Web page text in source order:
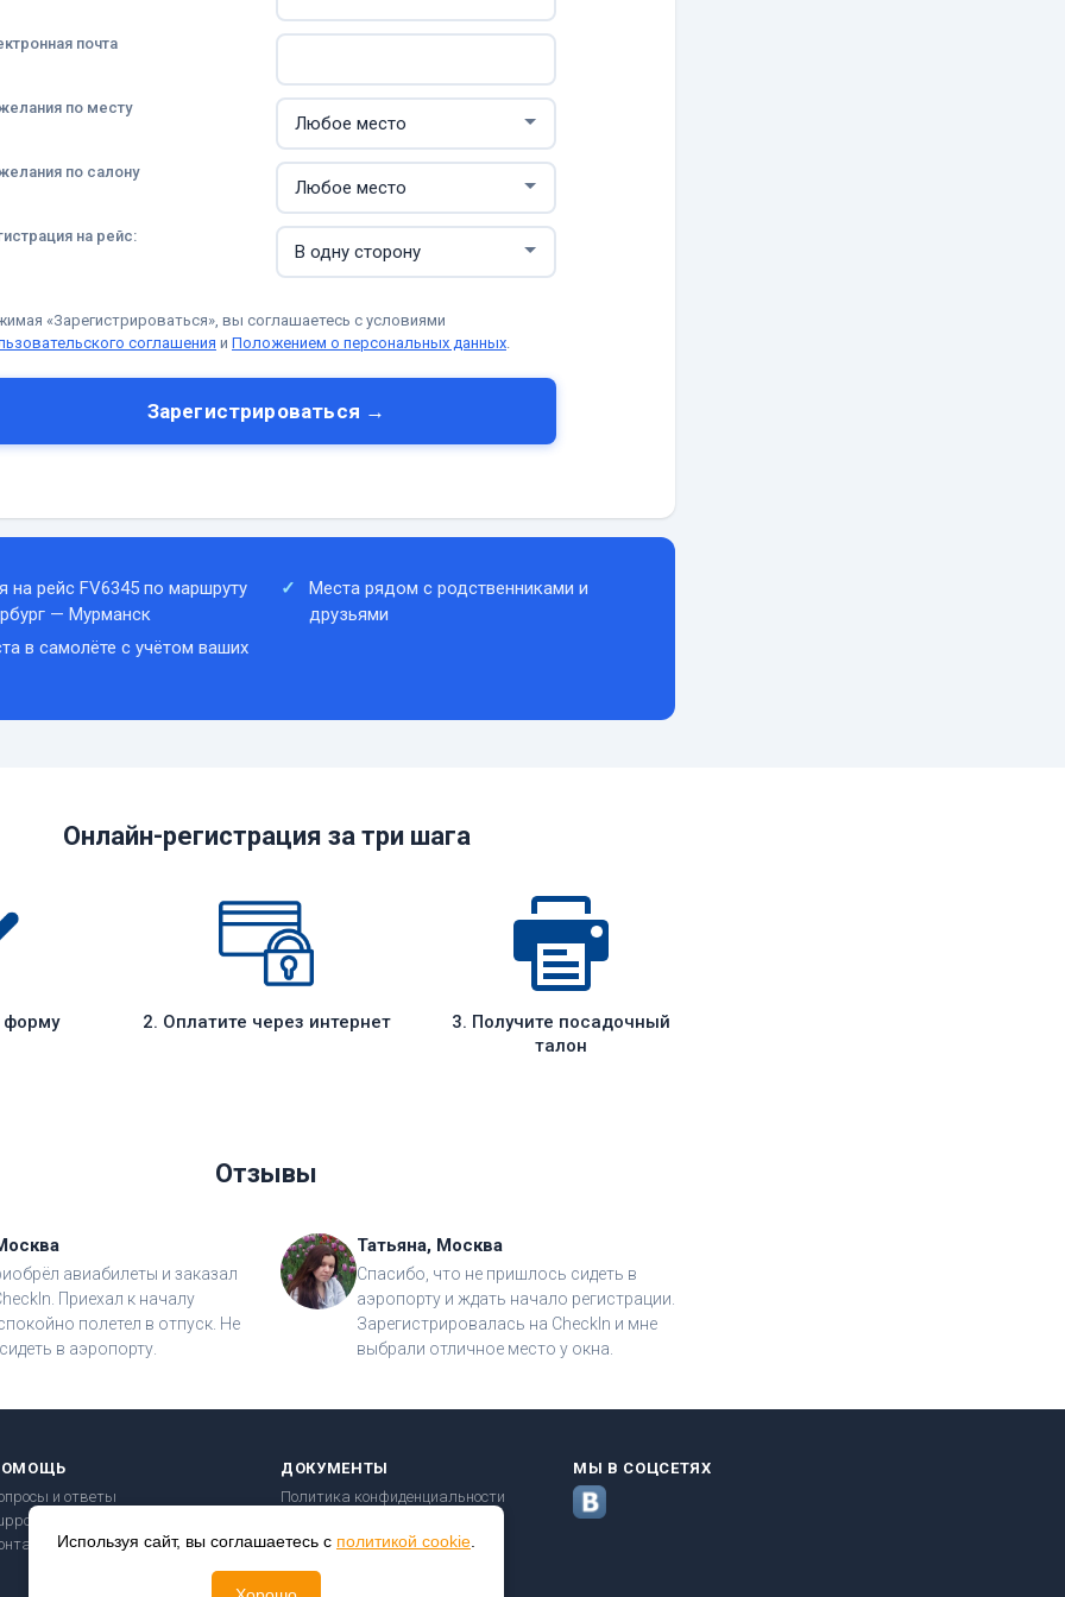
почта
по месту
по салону
на рейс:
«Зарегистрироваться», вы соглашаетесь с условиями
соглашения и Положением о персональных данных.
Зарегистрироваться →
на рейс FV6345 по маршруту
— Мурманск
Места рядом с родственниками и
друзьями
в самолёте с учётом ваших
Онлайн-регистрация за три шага
форму 2. Оплатите через интернет
3. Получите посадочный
талон
Отзывы
авиабилеты и заказал
Приехал к началу
полетел в отпуск. Не
в аэропорту.
Татьяна, Москва
Спасибо, что не пришлось сидеть в
аэропорту и ждать начало регистрации.
Зарегистрировалась на CheckIn и мне
выбрали отличное место у окна.
и ответы
ДОКУМЕНТЫ
Политика конфиденциальности
Правила перевозки
Безопасность платежей
МЫ В СОЦСЕТЯХ
Используя сайт, вы соглашаетесь с политикой cookie